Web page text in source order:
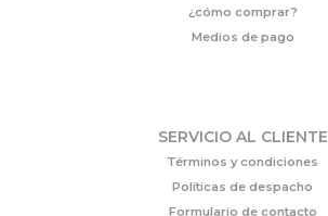
¿cómo comprar?
Medios de pago
SERVICIO AL CLIENTE
Términos y condiciones
Políticas de despacho
Formulario de contacto